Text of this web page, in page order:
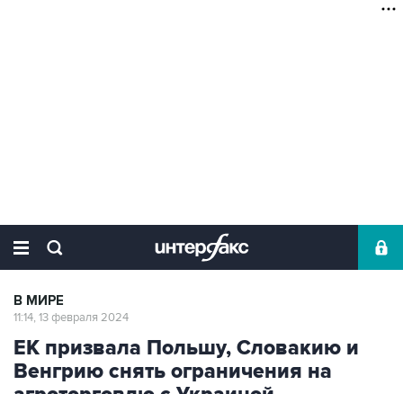
В МИРЕ
11:14, 13 февраля 2024
ЕК призвала Польшу, Словакию и
Венгрию снять ограничения на